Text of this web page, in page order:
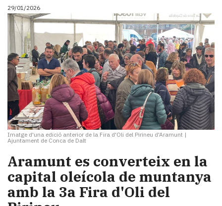
29/01/2026
Imatge d'una edició anterior de la Fira d'Oli del Pirineu d'Aramunt |
Ajuntament de Conca de Dalt
Aramunt es converteix en la
capital oleícola de muntanya
amb la 3a Fira d'Oli del